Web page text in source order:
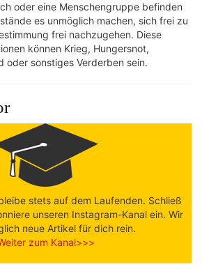
oder eine Menschengruppe befinden
es unmöglich machen, sich frei zu
frei nachzugehen. Diese
können Krieg, Hungersnot,
oder sonstiges Verderben sein.
stets auf dem Laufenden. Schließ
unseren Instagram-Kanal ein. Wir
neue Artikel für dich rein.
zum Kanal>>>